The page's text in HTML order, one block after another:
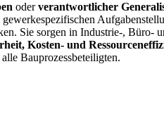
oderverantwortlicher
Sie sorgen in Industrie-, Büro-
Kosten- und
Bauprozessbeteiligten.